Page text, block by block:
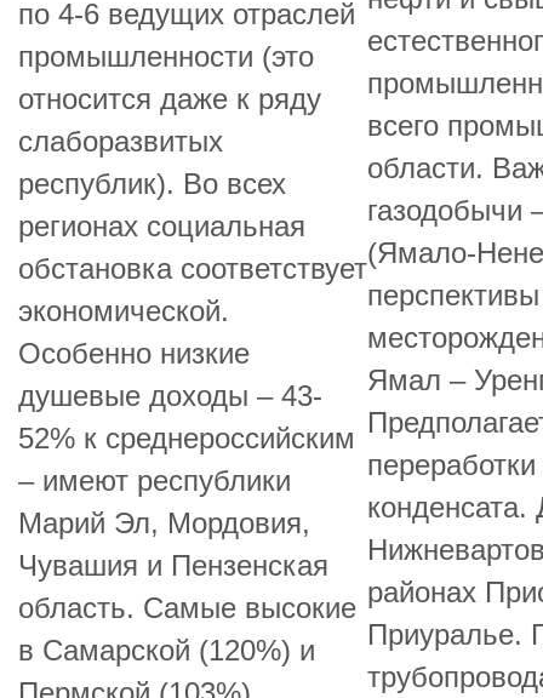
по 4-6 ведущих отраслей
промышленности (это
относится даже к ряду
слаборазвитых
республик). Во всех
регионах социальная
обстановка соответствует
экономической.
Особенно низкие
душевые доходы – 43-
52% к среднероссийским
– имеют республики
Марий Эл, Мордовия,
Чувашия и Пензенская
область. Самые высокие
в Самарской (120%) и
всего
области.
газодобычи
(Ямало-
Ямал –
районах
Приуралье.